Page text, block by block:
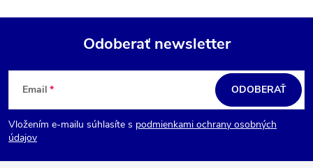
Z
p
t
Odoberať newsletter
Email
Vložením e-mailu súhlasíte s podmienkami ochrany osobných
údajov
ODOBERAŤ